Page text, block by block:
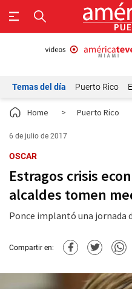
Temas del día Puerto Rico
Home > Puerto Rico
6 de julio de 2017
OSCAR
Estragos crisis
alcaldes tomen
Ponce implantó una jornada
Compartir en: